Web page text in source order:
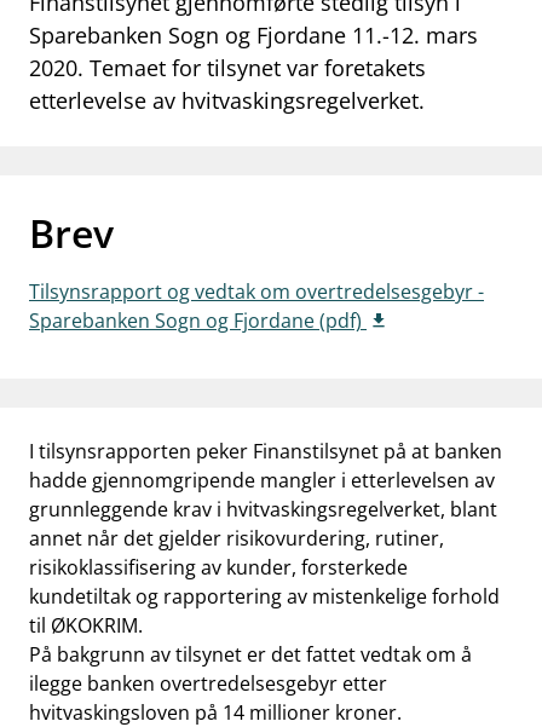
work_outlineJobb hos oss
dashboard Informasjon for investorer
Sparebanken Sogn og Fjordane 11.-12. mars
2020. Temaet for tilsynet var foretakets
etterlevelse av hvitvaskingsregelverket.
Brev
Tilsynsrapport og vedtak om overtredelsesgebyr -
Sparebanken Sogn og Fjordane (pdf)
I tilsynsrapporten peker Finanstilsynet på at banken
hadde gjennomgripende mangler i etterlevelsen av
grunnleggende krav i hvitvaskingsregelverket, blant
annet når det gjelder risikovurdering, rutiner,
risikoklassifisering av kunder, forsterkede
kundetiltak og rapportering av mistenkelige forhold
til ØKOKRIM.
På bakgrunn av tilsynet er det fattet vedtak om å
ilegge banken overtredelsesgebyr etter
hvitvaskingsloven på 14 millioner kroner.